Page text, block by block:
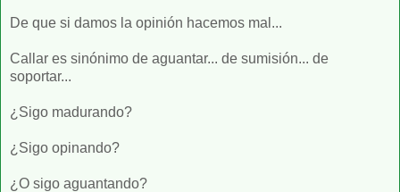
De que si damos la opinión hacemos mal...
Callar es sinónimo de aguantar... de sumisión... de
soportar...
¿Sigo madurando?
¿Sigo opinando?
¿O sigo aguantando?